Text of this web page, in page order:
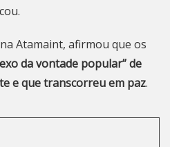
Atamaint, afirmou que os
da vontade popular” de
e que transcorreu em paz.